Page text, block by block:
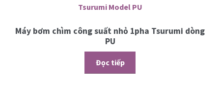
Máy bơm chìm công suất nhỏ 1pha Tsurumi dòng
PU
Đọc tiếp